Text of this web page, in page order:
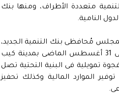
متعددة الأطراف، ومنها بنك
النامية.
مُحافظى بنك التنمية الجديد،
المنعقد تحت عنوان «الاستثمار فى مستقبل مستدام» خلال الفترة من 28 إلى 31 أغسطس الماضى بمدينة كيب
تمويلية فى البنية التحتية تصل
توفير الموارد المالية وكذلك تحفيز